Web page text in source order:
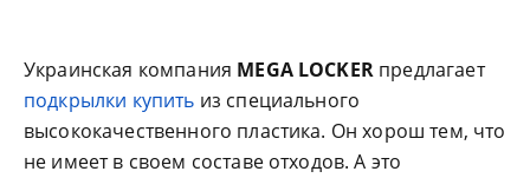
Украинская компания MEGA LOCKERпредлагает
подкрылки купить из специального
высококачественного пластика. Он хорош тем, что
не имеет в своем составе отходов. А это